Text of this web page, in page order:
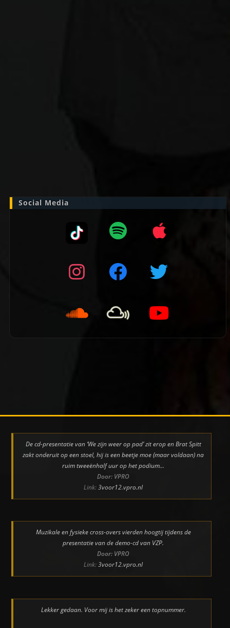
Social Media
De cd-presentatie van ‘We zijn weer op pad’ zit erop en Brat Spitt
zakt onderuit op een stoel, hij is een beetje moe (maar voldaan) na
ruim tweeënhalf uur op het podium…
Door: VPRO
Link:3voor12.vpro.nl
Muzikale en fysieke cross-overs vierden hoogtij tijdens de
presentatie van de demo-cd van VZP.
Door: VPRO
Link:3voor12.vpro.nl
Lekker gedaan. Voor mij is het zeker een topnummer.